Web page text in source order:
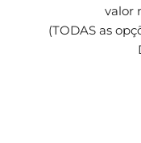
valor
(TODAS as